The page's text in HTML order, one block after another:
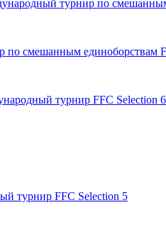
турнир по
по смешанным единоборствам
турнир FFC Selection 6
турнир FFC Selection 5